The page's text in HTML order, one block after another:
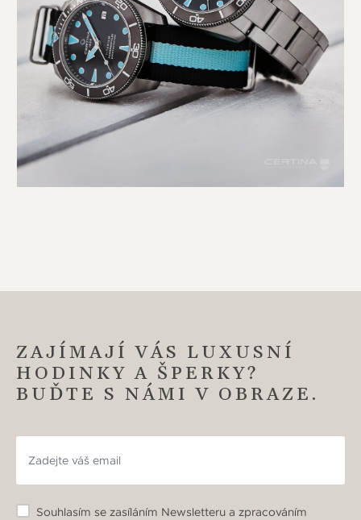
ZAJÍMAJÍ VÁS LUXUSNÍ
HODINKY A ŠPERKY?
BUĎTE S NÁMI V OBRAZE.
Souhlasím se zasíláním Newsletteru a zpracováním